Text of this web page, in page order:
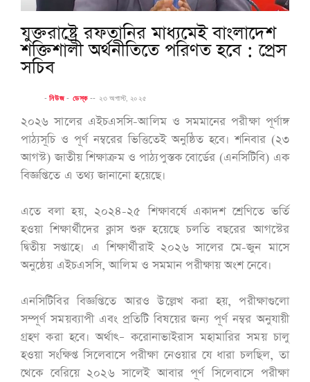
যুক্তরাষ্ট্রে রফতানির মাধ্যমেই বাংলাদেশ
শক্তিশালী অর্থনীতিতে পরিণত হবে : প্রেস
সচিব
-নিউজ - ডেস্ক -- ২৩ অগাস্ট, ২০২৫
২০২৬ সালের এইচএসসি-আলিম ও সমমানের পরীক্ষা পূর্ণাঙ্গ
পাঠ্যসূচি ও পূর্ণ নম্বরের ভিত্তিতেই অনুষ্ঠিত হবে। শনিবার (২৩
আগস্ট) জাতীয় শিক্ষাক্রম ও পাঠ্যপুস্তক বোর্ডের (এনসিটিবি) এক
বিজ্ঞপ্তিতে এ তথ্য জানানো হয়েছে।
এতে বলা হয়, ২০২৪-২৫ শিক্ষাবর্ষে একাদশ শ্রেণিতে ভর্তি
হওয়া শিক্ষার্থীদের ক্লাস শুরু হয়েছে চলতি বছরের আগস্টের
দ্বিতীয় সপ্তাহে। এ শিক্ষার্থীরাই ২০২৬ সালের মে-জুন মাসে
অনুষ্ঠেয় এইচএসসি, আলিম ও সমমান পরীক্ষায় অংশ নেবে।
এনসিটিবির বিজ্ঞপ্তিতে আরও উল্লেখ করা হয়, পরীক্ষাগুলো
সম্পূর্ণ সময়ব্যাপী এবং প্রতিটি বিষয়ের জন্য পূর্ণ নম্বর অনুযায়ী
গ্রহণ করা হবে। অর্থাৎ– করোনাভাইরাস মহামারির সময় চালু
হওয়া সংক্ষিপ্ত সিলেবাসে পরীক্ষা নেওয়ার যে ধারা চলছিল, তা
থেকে বেরিয়ে ২০২৬ সালেই আবার পূর্ণ সিলেবাসে পরীক্ষা